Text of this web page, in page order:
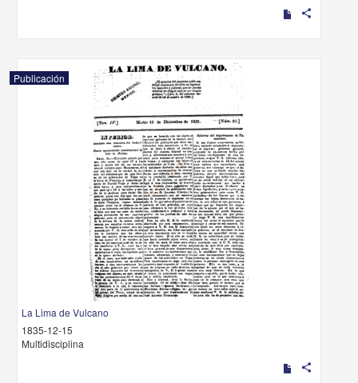
share
Publicación
La Lima de Vulcano
1835-12-15
Multidisciplina
share